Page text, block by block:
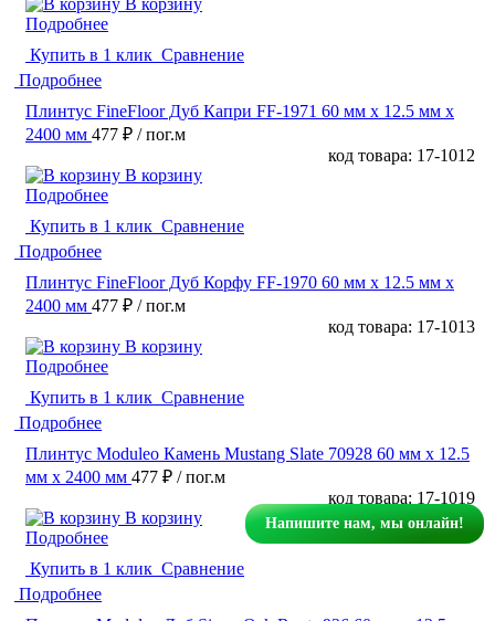
В корзину
Подробнее
Купить в 1 клик Сравнение
Подробнее
Плинтус FineFloor Дуб Капри FF-1971 60 мм х 12.5 мм х
2400 мм 477 ₽ / пог.м
код товара: 17-1012
В корзину
Подробнее
Купить в 1 клик Сравнение
Подробнее
Плинтус FineFloor Дуб Корфу FF-1970 60 мм х 12.5 мм х
2400 мм 477 ₽ / пог.м
код товара: 17-1013
В корзину
Подробнее
Купить в 1 клик Сравнение
Подробнее
Плинтус Moduleo Камень Mustang Slate 70928 60 мм х 12.5
мм х 2400 мм 477 ₽ / пог.м
код товара: 17-1019
В корзину
Подробнее
Купить в 1 клик Сравнение
Подробнее
Напишите нам, мы онлайн!